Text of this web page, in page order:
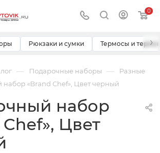
0
Рюкзаки и сумки Термосы и ›
— Подарочные наборы — Разные
«Brand Chef», Цвет черный
набор
Цвет